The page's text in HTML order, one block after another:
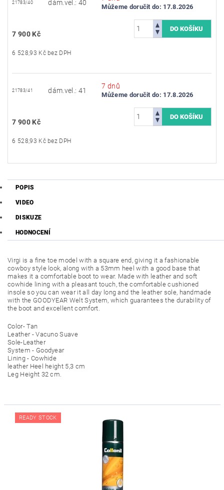
21783/40 dám.vel.: 40
Můžeme doručit do: 17.8.2026
7 900 Kč
6 528,93 Kč bez DPH
21783/41 dám.vel.: 41
7 dnů
Můžeme doručit do: 17.8.2026
7 900 Kč
6 528,93 Kč bez DPH
POPIS
VIDEO
DISKUZE
HODNOCENÍ
Virgi is a fine toe model with a square end, giving it a fashionable
cowboy style look, along with a 53mm heel with a good base that
makes it a comfortable boot to wear. Made with leather and soft
cowhide lining with a pleasant touch, the comfortable cushioned
insole so you can wear it all day long and the leather sole, handmade
with the GOODYEAR Welt System, which guarantees the durability of
the boot and excellent comfort.
Color- Tan
Leather - Vacuno Suave
Sole-Leather
System - Goodyear
Lining - Cowhide
leather Heel height 5,3 cm
Leg Height 32 cm.
READY STOCK